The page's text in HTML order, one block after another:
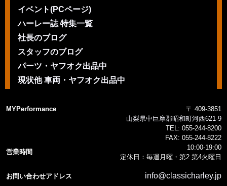
イベント(PCページ)
ハーレー誌 特集一覧
社長のブログ
スタッフのブログ
パーツ・ヤフオク出品中
現状他 車両・ヤフオク出品中
MYPerformance
〒 409-3851
山梨県中巨摩郡昭和町河西621-9
TEL: 055-244-8200
FAX: 055-244-8222
営業時間
10:00-19:00
定休日：毎週月曜・第2 第4火曜日
お問い合わせアドレス info@classicharley.jp